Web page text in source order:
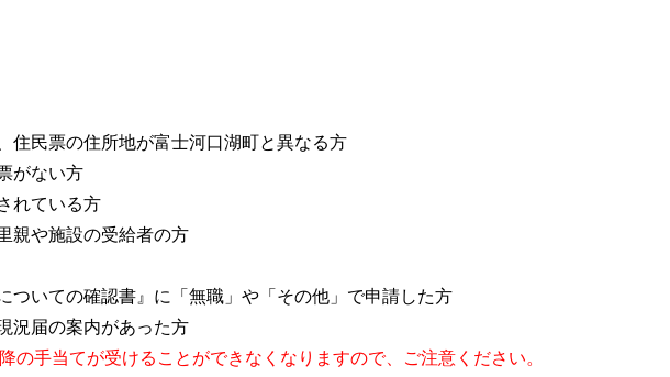
住民票の住所地が富士河口湖町と異なる方
がない方
れている方
親や施設の受給者の方
ついての確認書』に「無職」や「その他」で申請した方
況届の案内があった方
の手当てが受けることができなくなりますので、ご注意ください。